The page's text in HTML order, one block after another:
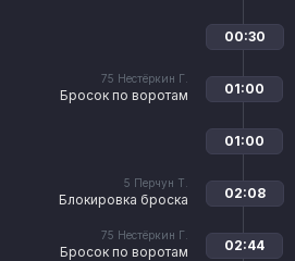
00:30
75 Нестёркин Г.
Бросок по воротам 01:00
01:00
5 Перчун Т.
Блокировка броска 02:08
75 Нестёркин Г.
Бросок по воротам 02:44